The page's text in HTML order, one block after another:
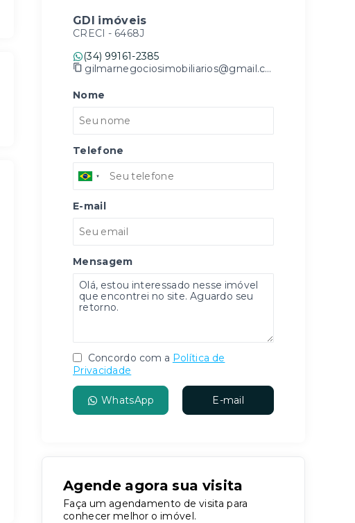
GDI imóveis
CRECI - 6468J
(34) 99161-2385
gilmarnegociosimobiliarios@gmail.com
Nome
Telefone
E-mail
Mensagem
Concordo com a Política de
Privacidade
WhatsApp E-mail
Agende agora sua visita
Faça um agendamento de visita para
conhecer melhor o imóvel.